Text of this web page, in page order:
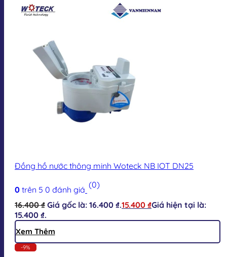
Đồng hồ nước thông minh Woteck NB IOT DN25
0 trên 5 0 đánh giá (0)
16.400₫ Giá gốc là: 16.400 ₫.15.400 ₫Giá hiện tại là:
15.400 ₫.
Xem Thêm
-9%